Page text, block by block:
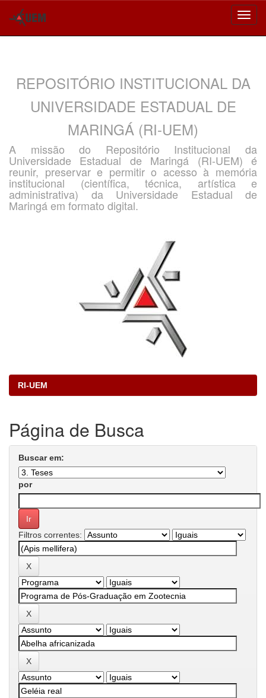
REPOSITÓRIO INSTITUCIONAL DA
UNIVERSIDADE ESTADUAL DE
MARINGÁ (RI-UEM)
A missão do Repositório Institucional da
Universidade Estadual de Maringá (RI-UEM) é
reunir, preservar e permitir o acesso à memória
institucional (científica, técnica, artística e
administrativa) da Universidade Estadual de
Maringá em formato digital.
RI-UEM
Página de Busca
Buscar em:
por
Filtros correntes: